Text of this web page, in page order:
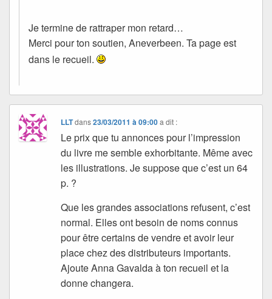
Je termine de rattraper mon retard…
Merci pour ton soutien, Aneverbeen. Ta page est
dans le recueil.
LLTdans23/03/2011 à 09:00 a dit :
Le prix que tu annonces pour l’impression
du livre me semble exhorbitante. Même avec
les illustrations. Je suppose que c’est un 64
p. ?
Que les grandes associations refusent, c’est
normal. Elles ont besoin de noms connus
pour être certains de vendre et avoir leur
place chez des distributeurs importants.
Ajoute Anna Gavalda à ton recueil et la
donne changera.